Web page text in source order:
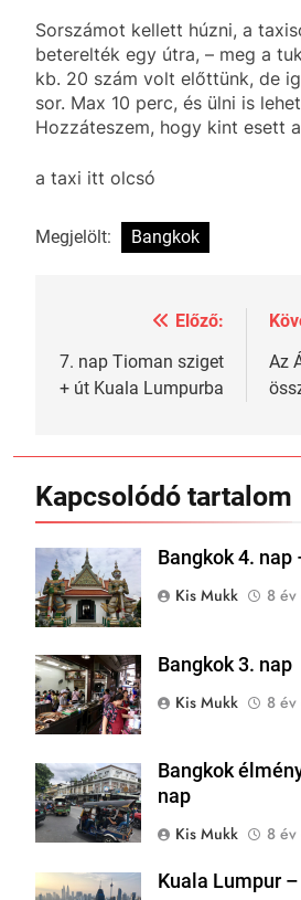
Sorszámot kellett húzni, a
beterelték egy útra, – meg a
kb. 20 szám volt előttünk, de
sor. Max 10 perc, és ülni is
Hozzáteszem, hogy kint esett
a taxi itt olcsó
Megjelölt: Bangkok
Bejegyzés
navigáció
Előző:
7. nap Tioman sziget
+ út Kuala Lumpurba
Az
Kapcsolódó tartalom
Bangkok 4. nap
Kis Mukk
8
Bangkok 3. nap
Kis Mukk
8
Bangkok
nap
Kis Mukk
8
Kuala Lumpur